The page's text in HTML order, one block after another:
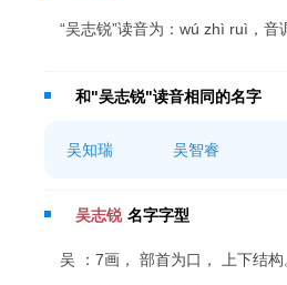
“吴志锐”读音为：wú zhì ruì，音
和"吴志锐"读音相同的名字
吴知瑞 吴智睿
吴志锐 名字字型
吴 ：7画， 部首为口， 上下结构